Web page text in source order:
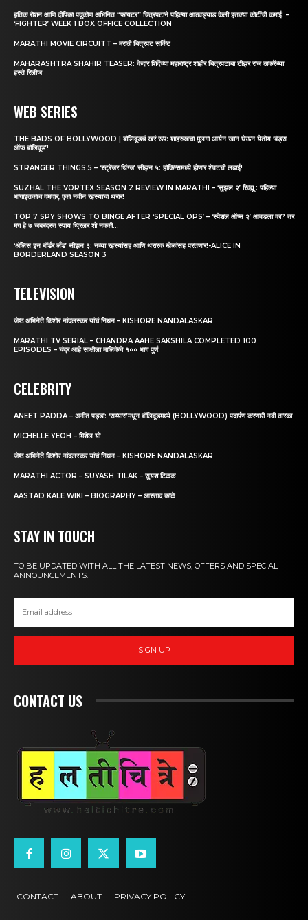
हृतिक रोशन आणि दीपिका पदुकोण अभिनित “फायटर” चित्रपटाने पहिल्या आठवड्याड केली इतक्या कोटींची कमाई. –
‘FIGHTER’ WEEK 1 BOX OFFICE COLLECTION
MARATHI MOVIE CIRCUITT – मराठी चित्रपट सर्किट
MAHARASHTRA SHAHIR TEASER: केदार शिंदेंच्या महाराष्ट्र शाहीर चित्रपटाचा टीझर राज ठाकरेंच्या
हस्ते रिलीज
WEB SERIES
THE BADS OF BOLLYWOOD | बॉलिवूडचं खरं रूप: शाहरुखचा मुलगा आर्यन खान घेऊन येतोय ‘बॅड्स
ऑफ बॉलिवूड’!
STRANGER THINGS 5 – ‘स्ट्रेंजर थिंग्ज’ सीझन ५: हॉकिन्समध्ये होणार शेवटची लढाई!
SUZHAL THE VORTEX SEASON 2 REVIEW IN MARATHI – ‘सुझल २’ रिव्ह्यू : पहिल्या
भागाइतकाच दमदार, एका नवीन रहस्याचा थरार!
TOP 7 SPY SHOWS TO BINGE AFTER ‘SPECIAL OPS’ – ‘स्पेशल ऑप्स २’ आवडला का? तर
मग हे ७ जबरदस्त स्पाय थ्रिलर शो नक्की...
‘अ‍ॅलिस इन बॉर्डर लँड’ सीझन ३: नव्या रहस्यांसह आणि थरारक खेळांसह परतणार!-ALICE IN
BORDERLAND SEASON 3
TELEVISION
जेष्ठ अभिनेते किशोर नांदलस्कर यांचं निधन – KISHORE NANDALASKAR
MARATHI TV SERIAL – CHANDRA AAHE SAKSHILA COMPLETED 100
EPISODES – चंद्र आहे साक्षीला मालिकेचे १०० भाग पुर्ण.
CELEBRITY
ANEET PADDA – अनीत पड्डा: ‘सय्यारा’मधून बॉलिवूडमध्ये (BOLLYWOOD) पदार्पण करणारी नवी तारका
MICHELLE YEOH – मिशेल यो
जेष्ठ अभिनेते किशोर नांदलस्कर यांचं निधन – KISHORE NANDALASKAR
MARATHI ACTOR – SUYASH TILAK – सुयश टिळक
AASTAD KALE WIKI – BIOGRAPHY – आस्ताद काळे
STAY IN TOUCH
TO BE UPDATED WITH ALL THE LATEST NEWS, OFFERS AND SPECIAL
ANNOUNCEMENTS.
SIGN UP
CONTACT US
CONTACT ABOUT PRIVACY POLICY